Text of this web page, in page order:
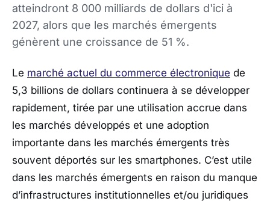
atteindront 8 000 milliards de dollars d'ici à
2027, alors que les marchés émergents
génèrent une croissance de 51 %.
Le marché actuel du commerce électronique de
5,3 billions de dollars continuera à se développer
rapidement, tirée par une utilisation accrue dans
les marchés développés et une adoption
importante dans les marchés émergents très
souvent déportés sur les smartphones. C’est utile
dans les marchés émergents en raison du manque
d’infrastructures institutionnelles et/ou juridiques